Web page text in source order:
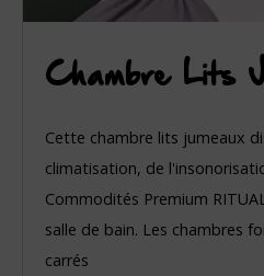
Chambre Lits
Cette chambre lits jumeaux
climatisation, de
Commodités Premium
salle de bain. Les chambres
carrés